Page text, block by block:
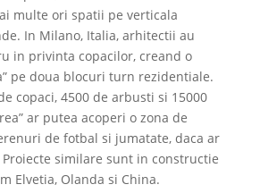
multe ori spatii pe verticala
In Milano, Italia, arhitectii au
in privinta copacilor, creand o
pe doua blocuri turn rezidentiale.
copaci, 4500 de arbusti si 15000
ar putea acoperi o zona de
de fotbal si jumatate, daca ar
similare sunt in constructie
Elvetia, Olanda si China.